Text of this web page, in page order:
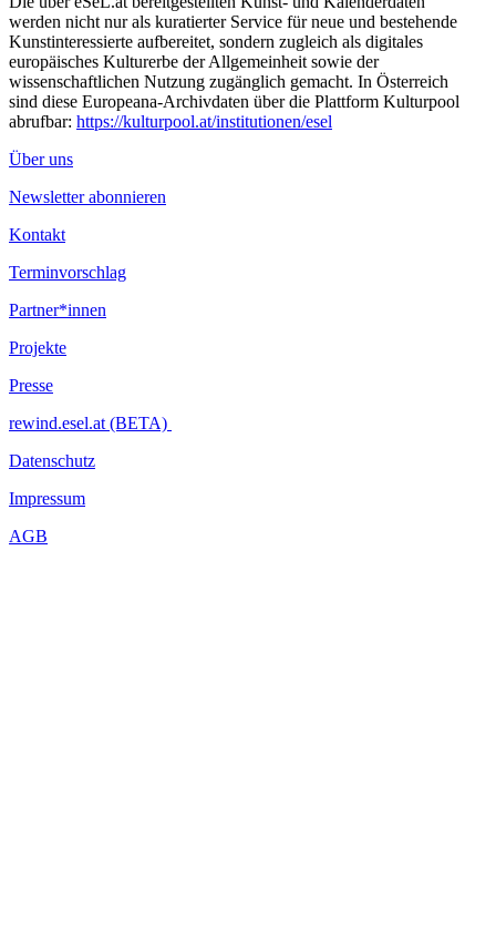
werden nicht nur als kuratierter Service für neue und bestehende
Kunstinteressierte aufbereitet, sondern zugleich als digitales
europäisches Kulturerbe der Allgemeinheit sowie der
wissenschaftlichen Nutzung zugänglich gemacht. In Österreich
sind diese Europeana-Archivdaten über die Plattform Kulturpool
abrufbar: https://kulturpool.at/institutionen/esel
Über uns
Newsletter abonnieren
Kontakt
Terminvorschlag
Partner*innen
Projekte
Presse
rewind.esel.at (BETA)
Datenschutz
Impressum
AGB